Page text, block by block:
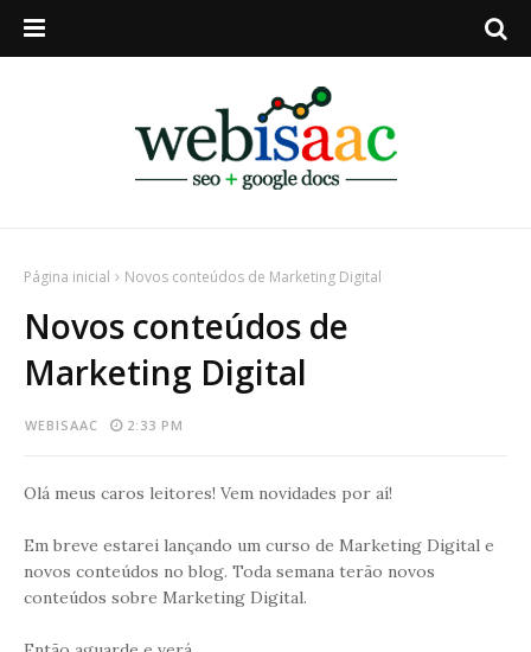
Página inicial Novos conteúdos de Marketing Digital
Novos conteúdos de
Marketing Digital
WEBISAAC 2:33 PM
Olá meus caros leitores! Vem novidades por aí!
Em breve estarei lançando um curso de Marketing Digital e
novos conteúdos no blog. Toda semana terão novos
conteúdos sobre Marketing Digital.